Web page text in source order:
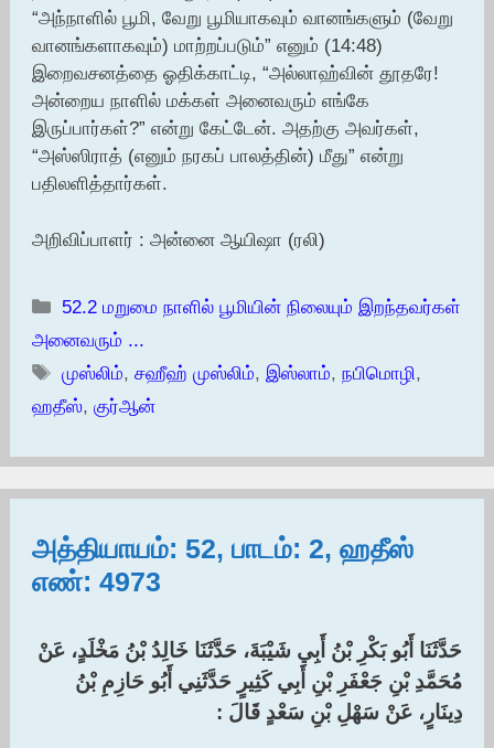
“அந்நாளில் பூமி, வேறு பூமியாகவும் வானங்களும் (வேறு
வானங்களாகவும்) மாற்றப்படும்” எனும் (14:48)
இறைவசனத்தை ஓதிக்காட்டி, “அல்லாஹ்வின் தூதரே!
அன்றைய நாளில் மக்கள் அனைவரும் எங்கே
இருப்பார்கள்?” என்று கேட்டேன். அதற்கு அவர்கள்,
“அஸ்ஸிராத் (எனும் நரகப் பாலத்தின்) மீது” என்று
பதிலளித்தார்கள்.
அறிவிப்பாளர் : அன்னை ஆயிஷா (ரலி)
Categories
52.2 மறுமை நாளில் பூமியின் நிலையும் இறந்தவர்கள்
அனைவரும் ...
Tags
முஸ்லிம்,சஹீஹ் முஸ்லிம், இஸ்லாம்,நபிமொழி,
ஹதீஸ், குர்ஆன்
அத்தியாயம்: 52, பாடம்: 2, ஹதீஸ்
எண்: 4973
حَدَّثَنَا أَبُو بَكْرِ بْنُ أَبِي شَيْبَةَ، حَدَّثَنَا خَالِدُ بْنُ مَخْلَدٍ، عَنْ
مُحَمَّدِ بْنِ جَعْفَرِ بْنِ أَبِي كَثِيرٍ حَدَّثَنِي أَبُو حَازِمِ بْنُ
دِينَارٍ، عَنْ سَهْلِ بْنِ سَعْدٍ قَالَ :‏ ‏